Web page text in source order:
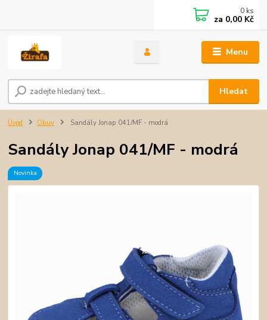
Menu
Hledat
0 ks
za 0,00 Kč
Úvod Obuv Sandály Jonap 041/MF - modrá
Sandály Jonap 041/MF - modrá
Novinka